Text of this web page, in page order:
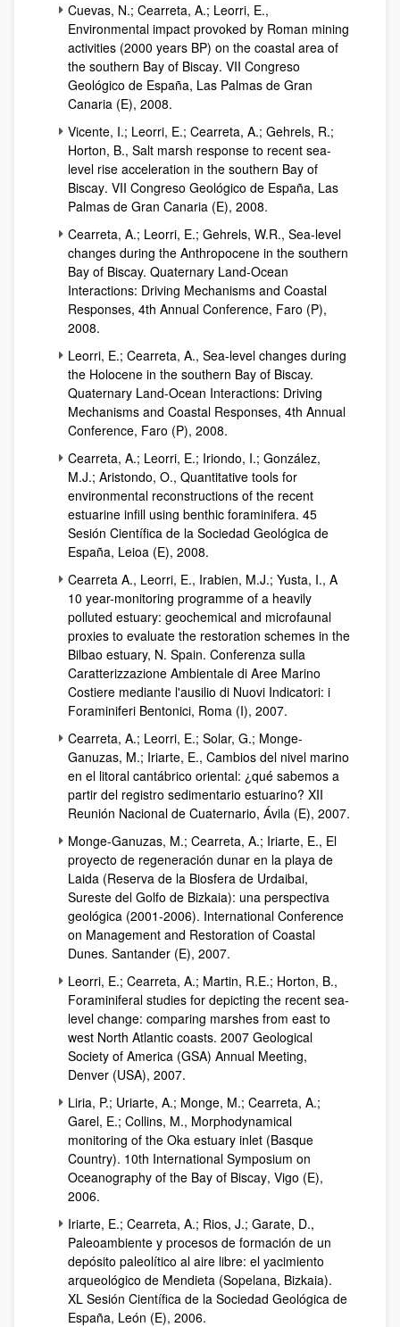
Cuevas, N.; Cearreta, A.; Leorri, E.,
Environmental impact provoked by Roman mining
activities (2000 years BP) on the coastal area of
the southern Bay of Biscay. VII Congreso
Geológico de España, Las Palmas de Gran
Canaria (E), 2008.
Vicente, I.; Leorri, E.; Cearreta, A.; Gehrels, R.;
Horton, B., Salt marsh response to recent sea-
level rise acceleration in the southern Bay of
Biscay. VII Congreso Geológico de España, Las
Palmas de Gran Canaria (E), 2008.
Cearreta, A.; Leorri, E.; Gehrels, W.R., Sea-level
changes during the Anthropocene in the southern
Bay of Biscay. Quaternary Land-Ocean
Interactions: Driving Mechanisms and Coastal
Responses, 4th Annual Conference, Faro (P),
2008.
Leorri, E.; Cearreta, A., Sea-level changes during
the Holocene in the southern Bay of Biscay.
Quaternary Land-Ocean Interactions: Driving
Mechanisms and Coastal Responses, 4th Annual
Conference, Faro (P), 2008.
Cearreta, A.; Leorri, E.; Iriondo, I.; González,
M.J.; Aristondo, O., Quantitative tools for
environmental reconstructions of the recent
estuarine infill using benthic foraminifera. 45
Sesión Científica de la Sociedad Geológica de
España, Leioa (E), 2008.
Cearreta A., Leorri, E., Irabien, M.J.; Yusta, I., A
10 year-monitoring programme of a heavily
polluted estuary: geochemical and microfaunal
proxies to evaluate the restoration schemes in the
Bilbao estuary, N. Spain. Conferenza sulla
Caratterizzazione Ambientale di Aree Marino
Costiere mediante l'ausilio di Nuovi Indicatori: i
Foraminiferi Bentonici, Roma (I), 2007.
Cearreta, A.; Leorri, E.; Solar, G.; Monge-
Ganuzas, M.; Iriarte, E., Cambios del nivel marino
en el litoral cantábrico oriental: ¿qué sabemos a
partir del registro sedimentario estuarino? XII
Reunión Nacional de Cuaternario, Ávila (E), 2007.
Monge-Ganuzas, M.; Cearreta, A.; Iriarte, E., El
proyecto de regeneración dunar en la playa de
Laida (Reserva de la Biosfera de Urdaibai,
Sureste del Golfo de Bizkaia): una perspectiva
geológica (2001-2006). International Conference
on Management and Restoration of Coastal
Dunes. Santander (E), 2007.
Leorri, E.; Cearreta, A.; Martin, R.E.; Horton, B.,
Foraminiferal studies for depicting the recent sea-
level change: comparing marshes from east to
west North Atlantic coasts. 2007 Geological
Society of America (GSA) Annual Meeting,
Denver (USA), 2007.
Liria, P.; Uriarte, A.; Monge, M.; Cearreta, A.;
Garel, E.; Collins, M., Morphodynamical
monitoring of the Oka estuary inlet (Basque
Country). 10th International Symposium on
Oceanography of the Bay of Biscay, Vigo (E),
2006.
Iriarte, E.; Cearreta, A.; Rios, J.; Garate, D.,
Paleoambiente y procesos de formación de un
depósito paleolítico al aire libre: el yacimiento
arqueológico de Mendieta (Sopelana, Bizkaia).
XL Sesión Científica de la Sociedad Geológica de
España, León (E), 2006.